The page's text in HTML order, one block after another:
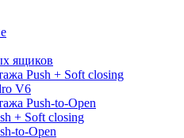
ящиков
Push + Soft closing
V6
Push-to-Open
+ Soft closing
to-Open